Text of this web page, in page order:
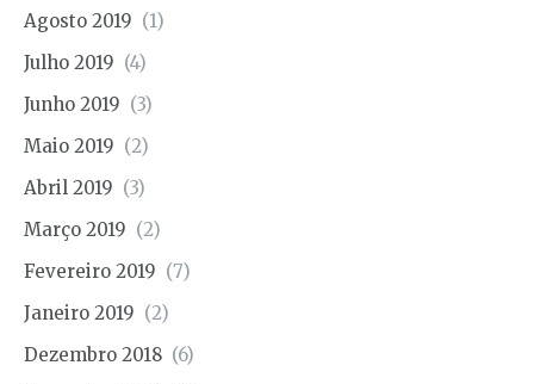
Agosto 2019 (1)
Julho 2019 (4)
Junho 2019 (3)
Maio 2019 (2)
Abril 2019 (3)
Março 2019 (2)
Fevereiro 2019 (7)
Janeiro 2019 (2)
Dezembro 2018 (6)